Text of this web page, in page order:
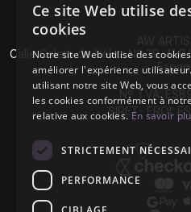
AW
Calle Caleta de Vélez Nº 39-41
Nº TVA:
SIRET- EROI:
Ce site Web utilise
cookies
Notre site Web utilise des
améliorer l'expérience
utilisant notre site Web, vous
les cookies conformément à
relative aux cookies.En savoir
STRICTEMENT
PERFORMANCE